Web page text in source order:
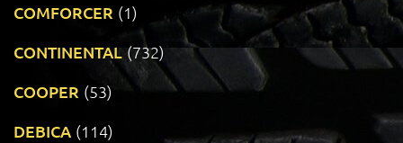
COMFORCER (1)
CONTINENTAL (732)
COOPER (53)
DEBICA (114)